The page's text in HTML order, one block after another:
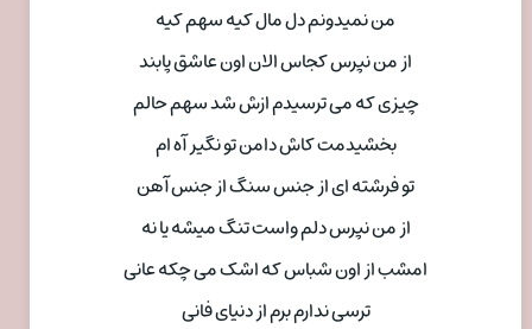
من نمیدونم دل مال کیه سهم کیه
از من نپرس کجاس الان اون عاشق پابند
چیزی که می ترسیدم ازش شد سهم حالم
بخشیدمت کاش دامن تو نگیر آه ام
تو فرشته ای از جنس سنگ از جنس آهن
از من نپرس دلم واست تنگ میشه یا نه
امشب از اون شباس که اشک می چکه عانی
ترسی ندارم برم از دنیای فانی